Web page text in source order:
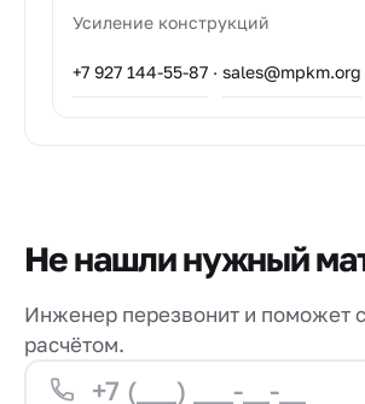
Усиление конструкций
+7 927 144-55-87 · sales@mpkm.org
Не нашли нужный
Инженер перезвонит и поможет
расчётом.